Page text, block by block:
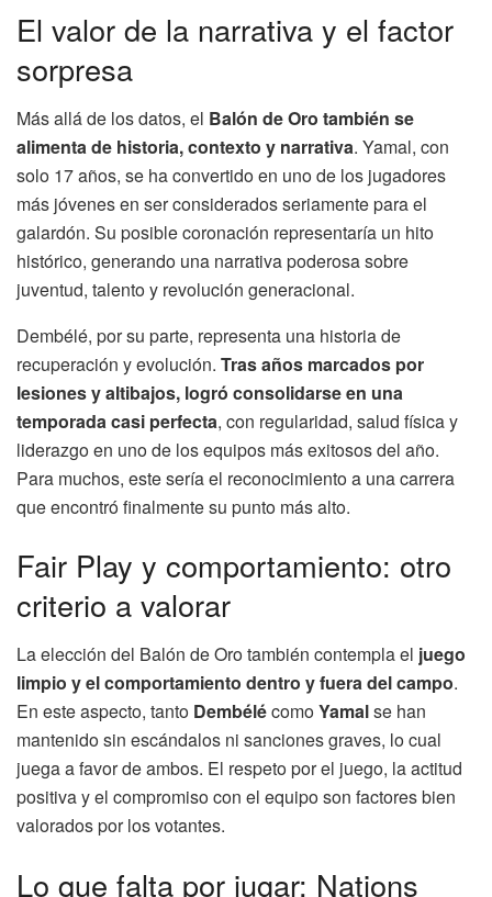
El valor de la narrativa y el factor
sorpresa
Más allá de los datos, el Balón de Oro también se
alimenta de historia, contexto y narrativa. Yamal, con
solo 17 años, se ha convertido en uno de los jugadores
más jóvenes en ser considerados seriamente para el
galardón. Su posible coronación representaría un hito
histórico, generando una narrativa poderosa sobre
juventud, talento y revolución generacional.
Dembélé, por su parte, representa una historia de
recuperación y evolución. Tras años marcados por
lesiones y altibajos, logró consolidarse en una
temporada casi perfecta, con regularidad, salud física y
liderazgo en uno de los equipos más exitosos del año.
Para muchos, este sería el reconocimiento a una carrera
que encontró finalmente su punto más alto.
Fair Play y comportamiento: otro
criterio a valorar
La elección del Balón de Oro también contempla el juego
limpio y el comportamiento dentro y fuera del campo.
En este aspecto, tanto DembélécomoYamalse han
mantenido sin escándalos ni sanciones graves, lo cual
juega a favor de ambos. El respeto por el juego, la actitud
positiva y el compromiso con el equipo son factores bien
valorados por los votantes.
Lo que falta por jugar: Nations